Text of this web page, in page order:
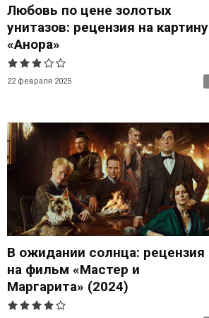
Любовь по цене золотых
унитазов: рецензия на картину
«Анора»
22 февраля 2025
В ожидании солнца: рецензия
на фильм «Мастер и
Маргарита» (2024)